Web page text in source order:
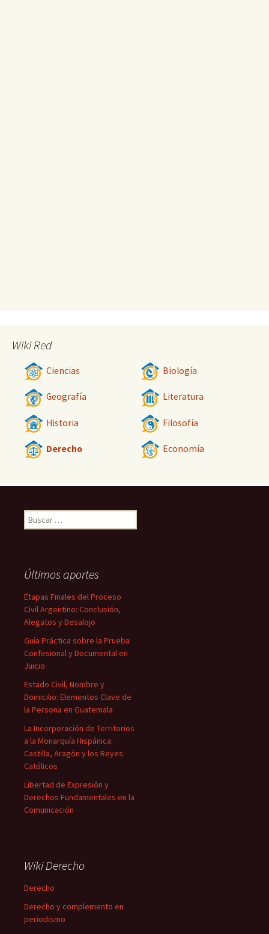
Wiki Red
Ciencias Biología
Geografía Literatura
Historia Filosofía
Derecho Economía
Buscar:
Últimos aportes
Etapas Finales del Proceso
Civil Argentino: Conclusión,
Alegatos y Desalojo
Guía Práctica sobre la Prueba
Confesional y Documental en
Juicio
Estado Civil, Nombre y
Domicilio: Elementos Clave de
la Persona en Guatemala
La Incorporación de Territorios
a la Monarquía Hispánica:
Castilla, Aragón y los Reyes
Católicos
Libertad de Expresión y
Derechos Fundamentales en la
Comunicación
Wiki Derecho
Derecho
Derecho y complemento en
periodismo